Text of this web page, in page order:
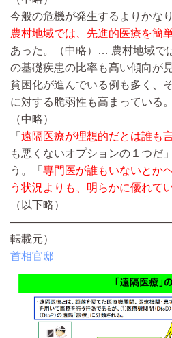
今般の危機が発生するよりかな
農村地域では、先進的医療を簡
あった。
（中略）… 農村地域で
の基礎疾患の比率も高い傾向が
貧困化が進んでいる例も多く、
に対する脆弱性も高まっている。
（中略）
「 遠隔医療が理想的だとは誰も
も悪くないオプションの１つだ
う。「 専門医が誰もいないとか
う状況よりも、明らかに優れて
（以下略）
転載元）
首相官邸